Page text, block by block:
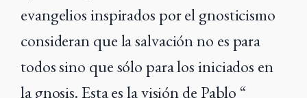
evangelios inspirados por el gnosticismo
consideran que la salvación no es para
todos sino que sólo para los iniciados en
la gnosis. Esta es la visión de Pablo “